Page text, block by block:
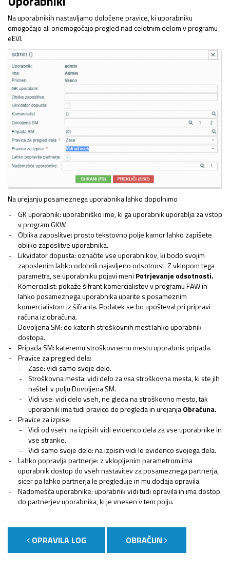
Na uporabnikih nastavljamo določene pravice, ki uporabniku
omogočajo ali onemogočajo pregled nad celotnim delom v programu
eEVI.
Na urejanju posameznega uporabnika lahko dopolnimo
GK uporabnik: uporabniško ime, ki ga uporabnik uporablja za vstop
v program GKW.
Oblika zaposlitve: prosto tekstovno polje kamor lahko zapišete
obliko zaposlitve uporabnika.
Likvidator dopusta: označite vse uporabnikov, ki bodo svojim
zaposlenim lahko odobrili najavljeno odsotnost. Z vklopom tega
parametra, se uporabniku pojavi meni Potrjevanje odsotnosti.
Komercialist: pokaže šifrant komercialistov v programu FAW in
lahko posameznega uporabnika uparite s posameznim
komercialistom iz šifranta. Podatek se bo upošteval pri pripravi
računa iz obračuna.
Dovoljena SM: do katerih stroškovnih mest lahko uporabnik
dostopa.
Pripada SM: kateremu stroškovnemu mestu uporabnik pripada.
Pravice za pregled dela:
Zase: vidi samo svoje delo.
Stroškovna mesta: vidi delo za vsa stroškovna mesta, ki ste jih
našteli v polju Dovoljena SM.
Vidi vse: vidi delo vseh, ne gleda na stroškovno mesto, tak
uporabnik ima tudi pravico do pregleda in urejanjaObračuna.
Pravice za izpise:
Vidi od vseh: na izpisih vidi evidenco dela za vse uporabnike in
vse stranke.
Vidi samo svoje delo: na izpisih vidi le evidenco svojega dela.
Lahko popravlja partnerje: z vklopljenim parametrom ima
uporabnik dostop do vseh nastavitev za posameznega partnerja,
sicer pa lahko partnerja le pregleduje in mu dodaja opravila.
Nadomešča uporabnike: uporabnik vidi tudi opravila in ima dostop
do partnerjev uporabnika, ki je vnesen v tem polju.
OPRAVILA LOG OBRAČUN